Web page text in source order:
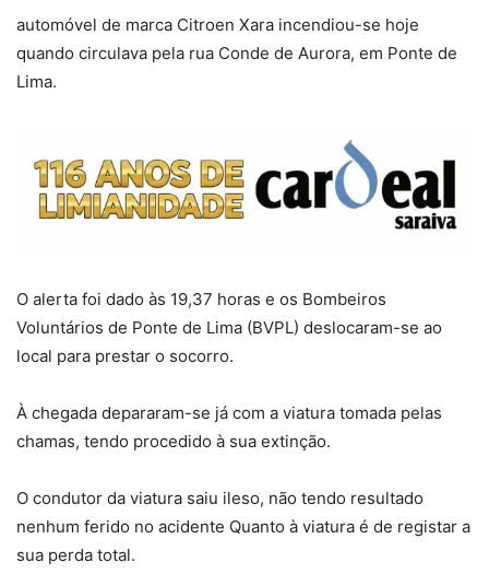
automóvel de marca Citroen Xara incendiou-se hoje
quando circulava pela rua Conde de Aurora, em Ponte de
Lima.
O alerta foi dado às 19,37 horas e os Bombeiros
Voluntários de Ponte de Lima (BVPL) deslocaram-se ao
local para prestar o socorro.
À chegada depararam-se já com a viatura tomada pelas
chamas, tendo procedido à sua extinção.
O condutor da viatura saiu ileso, não tendo resultado
nenhum ferido no acidente Quanto à viatura é de registar a
sua perda total.